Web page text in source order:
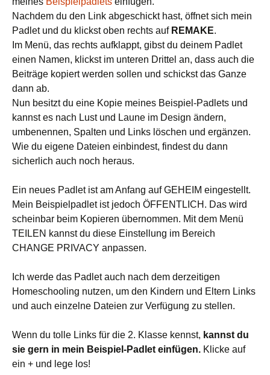
Nachdem du den Link abgeschickt hast, öffnet sich mein
Padlet und du klickst oben rechts auf REMAKE.
Im Menü, das rechts aufklappt, gibst du deinem Padlet
einen Namen, klickst im unteren Drittel an, dass auch die
Beiträge kopiert werden sollen und schickst das Ganze
dann ab.
Nun besitzt du eine Kopie meines Beispiel-Padlets und
kannst es nach Lust und Laune im Design ändern,
umbenennen, Spalten und Links löschen und ergänzen.
Wie du eigene Dateien einbindest, findest du dann
sicherlich auch noch heraus.
Ein neues Padlet ist am Anfang auf GEHEIM eingestellt.
Mein Beispielpadlet ist jedoch ÖFFENTLICH. Das wird
scheinbar beim Kopieren übernommen. Mit dem Menü
TEILEN kannst du diese Einstellung im Bereich
CHANGE PRIVACY anpassen.
Ich werde das Padlet auch nach dem derzeitigen
Homeschooling nutzen, um den Kindern und Eltern Links
und auch einzelne Dateien zur Verfügung zu stellen.
Wenn du tolle Links für die 2. Klasse kennst, kannst du
sie gern in mein Beispiel-Padlet einfügen. Klicke auf
ein + und lege los!